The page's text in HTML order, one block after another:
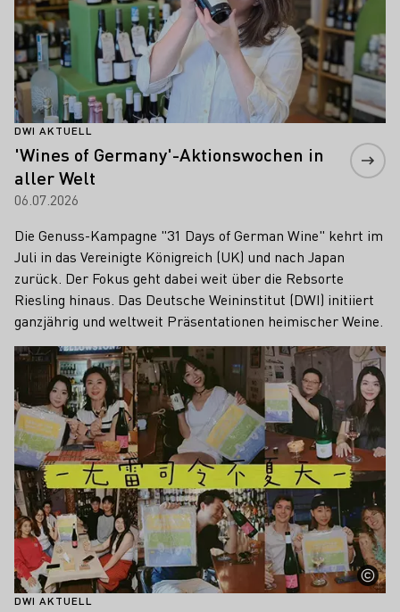
DWI AKTUELL
'Wines of Germany'-Aktionswochen in
aller Welt
06.07.2026
Die Genuss-Kampagne "31 Days of German Wine" kehrt im
Juli in das Vereinigte Königreich (UK) und nach Japan
zurück. Der Fokus geht dabei weit über die Rebsorte
Riesling hinaus. Das Deutsche Weininstitut (DWI) initiiert
ganzjährig und weltweit Präsentationen heimischer Weine.
DWI AKTUELL
Mehr erfahren